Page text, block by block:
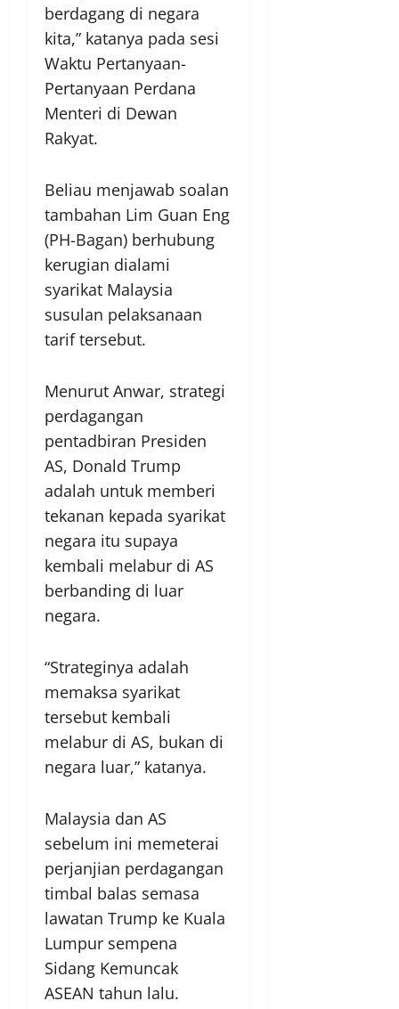
berdagang di negara
kita,” katanya pada sesi
Waktu Pertanyaan-
Pertanyaan Perdana
Menteri di Dewan
Rakyat.
Beliau menjawab soalan
tambahan Lim Guan Eng
(PH-Bagan) berhubung
kerugian dialami
syarikat Malaysia
susulan pelaksanaan
tarif tersebut.
Menurut Anwar, strategi
perdagangan
pentadbiran Presiden
AS, Donald Trump
adalah untuk memberi
tekanan kepada syarikat
negara itu supaya
kembali melabur di AS
berbanding di luar
negara.
“Strateginya adalah
memaksa syarikat
tersebut kembali
melabur di AS, bukan di
negara luar,” katanya.
Malaysia dan AS
sebelum ini memeterai
perjanjian perdagangan
timbal balas semasa
lawatan Trump ke Kuala
Lumpur sempena
Sidang Kemuncak
ASEAN tahun lalu.